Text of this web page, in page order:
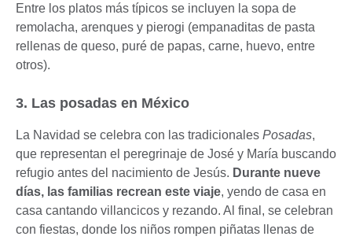
Entre los platos más típicos se incluyen la sopa de
remolacha, arenques y pierogi (empanaditas de pasta
rellenas de queso, puré de papas, carne, huevo, entre
otros).
3. Las posadas en México
La Navidad se celebra con las tradicionales Posadas,
que representan el peregrinaje de José y María buscando
refugio antes del nacimiento de Jesús. Durante nueve
días, las familias recrean este viaje, yendo de casa en
casa cantando villancicos y rezando. Al final, se celebran
con fiestas, donde los niños rompen piñatas llenas de